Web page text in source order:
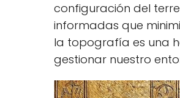
configuración del
informadas que
la topografía es una
gestionar nuestro